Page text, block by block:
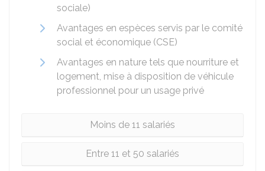
sociale)
Avantages en espèces servis par le comité
social et économique (CSE)
Avantages en nature tels que nourriture et
logement, mise à disposition de véhicule
professionnel pour un usage privé
Moins de 11 salariés
Entre 11 et 50 salariés